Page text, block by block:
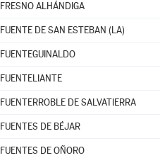
FRESNO ALHÁNDIGA
FUENTE DE SAN ESTEBAN (LA)
FUENTEGUINALDO
FUENTELIANTE
FUENTERROBLE DE SALVATIERRA
FUENTES DE BÉJAR
FUENTES DE OÑORO